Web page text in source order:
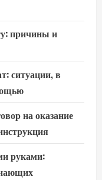
причины и
ситуации, в
на оказание
руками: